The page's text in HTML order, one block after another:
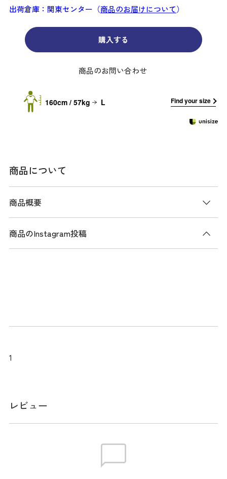
出荷倉庫：関東センター（商品のお届けについて）
購入する
商品のお問い合わせ
160cm / 57kg L Find your size
商品について
商品概要
商品説明
した。シンプルでありながらも、スタイルにアクセントを加
メーカー品番：THLA555
丈:58.0 【L】身丈:62.5 / 肩幅:36.5 / 身幅:48.0 / 裾幅:45.0 /
商品のInstagram投稿
1
レビュー